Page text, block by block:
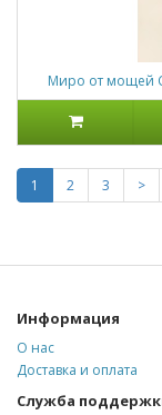
Миро от мощей
1 2 3 >
Информация
О нас
Доставка и оплата
Служба